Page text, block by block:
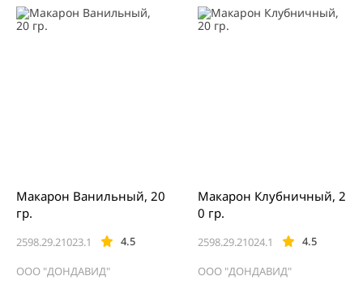
2598.29.21023.1 4.5
Макарон Ванильный, 20
гр.
ООО "ДОНДАВИД"
2598.29.21024.1 4.5
Макарон Клубничный, 2
0 гр.
ООО "ДОНДАВИД"